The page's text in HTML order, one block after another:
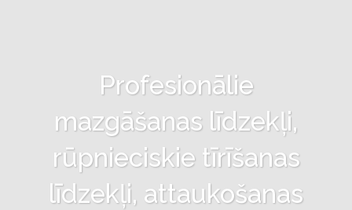
Profesionālie
mazgāšanas līdzekļi,
rūpnieciskie tīrīšanas
līdzekļi, attaukošanas